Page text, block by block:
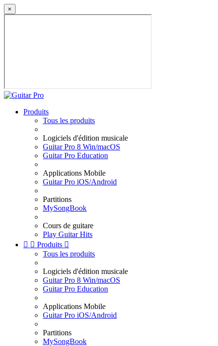
×
Produits
Tous les produits
Logiciels d'édition musicale
Guitar Pro 8 Win/macOS
Guitar Pro Education
Applications Mobile
Guitar Pro iOS/Android
Partitions
MySongBook
Cours de guitare
Play Guitar Hits
  Produits 
Tous les produits
Logiciels d'édition musicale
Guitar Pro 8 Win/macOS
Guitar Pro Education
Applications Mobile
Guitar Pro iOS/Android
Partitions
MySongBook